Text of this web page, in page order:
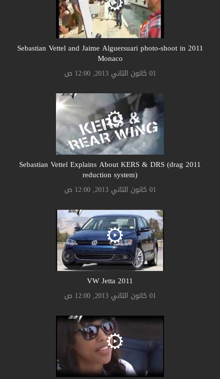
2011 Sebastian Vettel and Jaime Alguersuari photo-shoot in
Monaco
01 كانون الثاني 2013, 12:00 ص
2011 Sebastian Vettel Explains About KERS & DRS (drag
reduction system)
01 كانون الثاني 2013, 12:00 ص
2011 VW Jetta
01 كانون الثاني 2013, 12:00 ص